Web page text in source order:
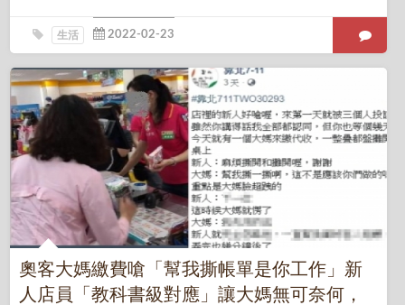
生活
奧客大媽繳費嗆「幫我撕帳單是你工作」新
人店員「教科書級對應」讓大媽無可奈何，